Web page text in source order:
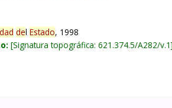
delEstado, 1998
Signatura topográfica:621.374.5/A282/v.1